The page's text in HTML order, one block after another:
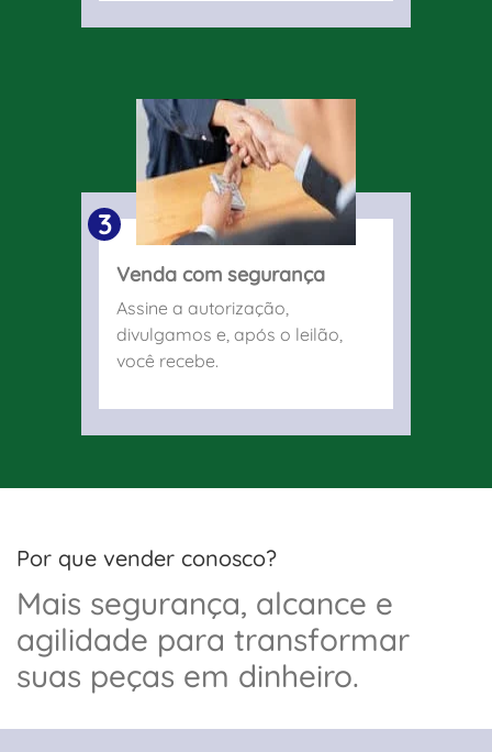
3
Venda com segurança
Assine a autorização,
divulgamos e, após o leilão,
você recebe.
Por que vender conosco?
Mais segurança, alcance e
agilidade para transformar
suas peças em dinheiro.